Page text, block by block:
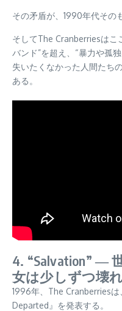
その矛盾が、1990年代その
そしてThe Cranberriesはこ
バンド”を超え、“暴力や孤
失いたくなかった人間たち
ある。
4. “Salvation” ―
女は少しずつ壊
1996年、The Cranberries
Departed』を発表する。